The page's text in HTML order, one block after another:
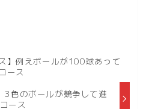
】例えボールが100球あって
ース
3色のボールが競争して進
ース